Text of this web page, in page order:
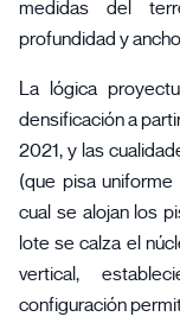
medidas del
profundidad y
La lógica
densificación a
2021, y las
(que pisa
cual se alojan los
lote se calza el
vertical,
configuración